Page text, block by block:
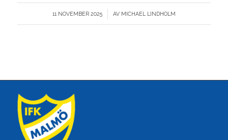
11 NOVEMBER 2025
/ AV MICHAEL LINDHOLM